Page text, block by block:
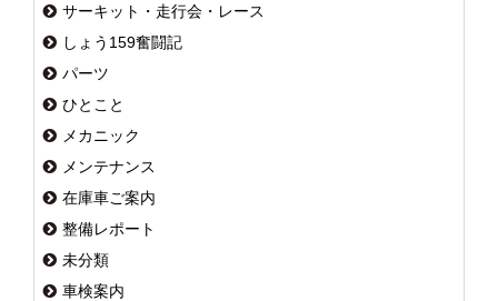
サーキット・走行会・レース
しょう159奮闘記
パーツ
ひとこと
メカニック
メンテナンス
在庫車ご案内
整備レポート
未分類
車検案内